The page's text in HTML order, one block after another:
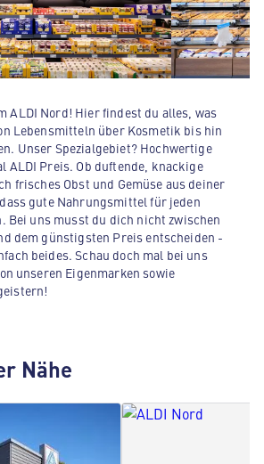
ALDI Nord! Hier findest du alles, was
Lebensmitteln über Kosmetik bis hin
Unser Spezialgebiet? Hochwertige
ALDI Preis. Ob duftende, knackige
frisches Obst und Gemüse aus deiner
gute Nahrungsmittel für jeden
Bei uns musst du dich nicht zwischen
dem günstigsten Preis entscheiden -
beides. Schau doch mal bei uns
unseren Eigenmarken sowie
Nähe